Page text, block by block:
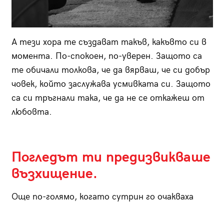
А тези хора те създават такъв, какъвто си в
момента. По-спокоен, по-уверен. Защото са
те обичали толкова, че да вярваш, че си добър
човек, който заслужава усмивката си. Защото
са си тръгнали така, че да не се откажеш от
любовта.
Погледът ти предизвикваше
възхищение.
Още по-голямо, когато сутрин го очакваха